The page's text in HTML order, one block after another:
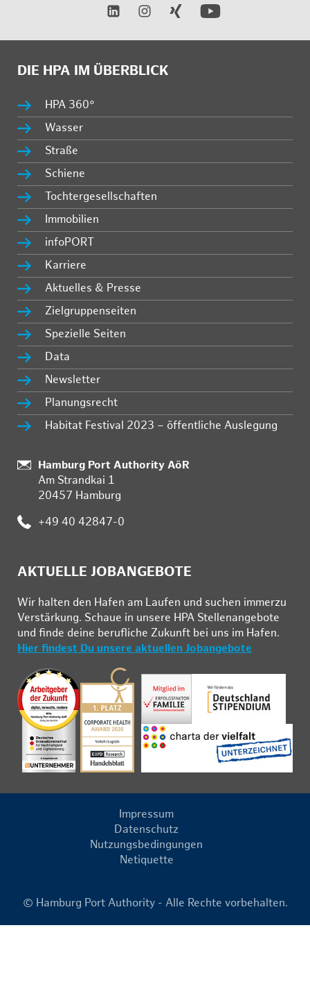
DIE HPA IM ÜBERBLICK
HPA 360°
Wasser
Straße
Schiene
Tochtergesellschaften
Immobilien
infoPORT
Karriere
Aktuelles & Presse
Zielgruppenseiten
Spezielle Seiten
Data
Newsletter
Planungsrecht
Habitat Festival 2023 – öffentliche Auslegung
Standort:
Hamburg Port Authority AöR
Am Strandkai 1
20457 Hamburg
Telefon:
+49 40 42847-0
AKTUELLE JOBANGEBOTE
Wir hal­ten den Ha­fen am Lau­fen und su­chen im­mer­zu
Ver­stär­kung. Schau­e in un­se­re HPA Stel­len­an­ge­bo­te
und fin­de deine be­ruf­li­che Zu­kunft bei uns im Ha­fen.
Hier findest Du unsere aktuellen Jobangebote
Impressum
Datenschutz
Nutzungsbedingungen
Netiquette
© Hamburg Port Authority - Alle Rechte vorbehalten.